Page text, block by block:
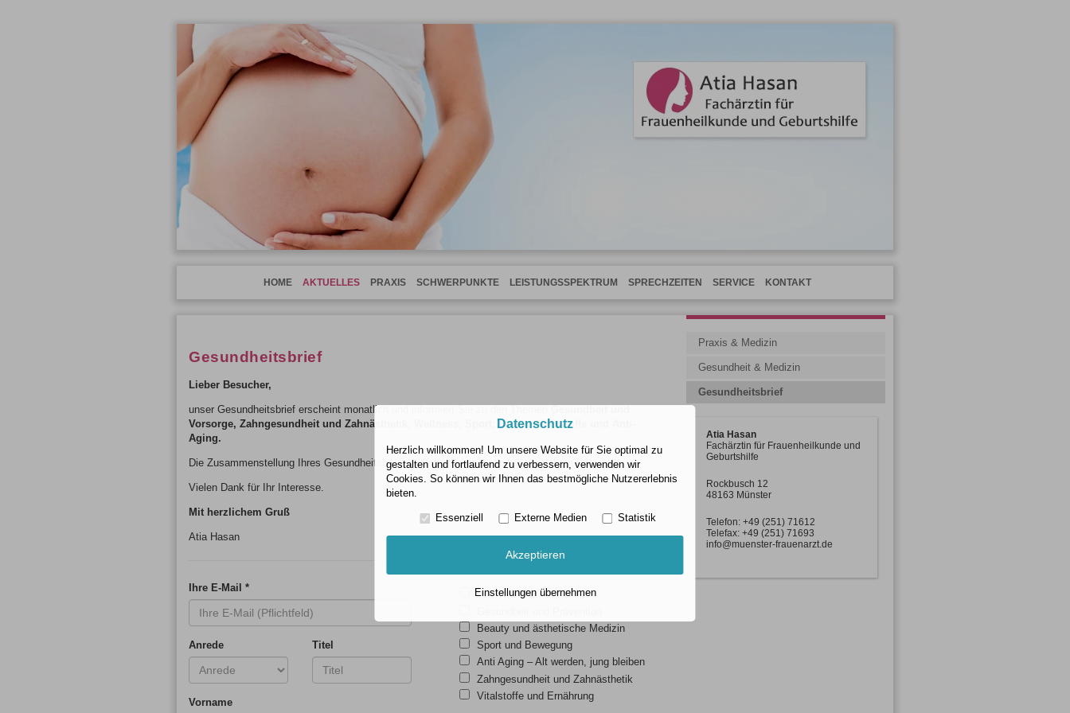
HOME AKTUELLES PRAXIS SCHWERPUNKTE LEISTUNGSSPEKTRUM SPRECHZEITEN SERVICE KONTAKT
Gesundheitsbrief
Lieber Besucher,
unser Gesundheitsbrief erscheint monatlich und informiert Sie zu den Themen
Vorsorge, Zahngesundheit und Zahnästhetik, Wellness, Sport, Beauty, Vitalstoffe und Anti-
Aging.
Die Zusammenstellung Ihres Gesundheitsbriefes erfolgt themenbezogen nach Ihren Wünschen.
Vielen Dank für Ihr Interesse.
Mit herzlichem Gruß
Atia Hasan
Ihre E-Mail *
Anrede Titel
Vorname
Alle Themen
Beauty und ästhetische Medizin
Sport und Bewegung
Anti Aging – Alt werden, jung bleiben
Zahngesundheit und Zahnästhetik
Vitalstoffe und Ernährung
Praxis & Medizin
Gesundheit & Medizin
Gesundheitsbrief
Atia Hasan
Fachärztin für Frauenheilkunde und
Geburtshilfe
Rockbusch 12
48163 Münster
Telefon: +49 (251) 71612
Telefax: +49 (251) 71693
info@muenster-frauenarzt.de
Datenschutz
Herzlich willkommen! Um unsere Website für Sie optimal zu
gestalten und fortlaufend zu verbessern, verwenden wir
Cookies. So können wir Ihnen das bestmögliche Nutzererlebnis
bieten.
Essenziell Externe Medien Statistik
Akzeptieren
Einstellungen übernehmen